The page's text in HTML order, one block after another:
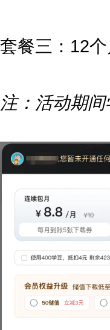
套餐三：12
注：活动期